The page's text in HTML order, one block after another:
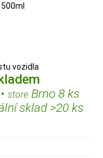
vozidla
• storeBrno 8 ks
sklad >20 ks